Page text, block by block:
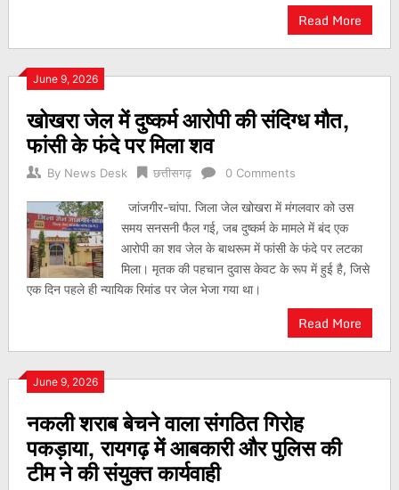
Read More
June 9, 2026
खोखरा जेल में दुष्कर्म आरोपी की संदिग्ध मौत,
फांसी के फंदे पर मिला शव
By News Desk छत्तीसगढ़ 0 Comments
जांजगीर-चांपा. जिला जेल खोखरा में मंगलवार को उस
समय सनसनी फैल गई, जब दुष्कर्म के मामले में बंद एक
आरोपी का शव जेल के बाथरूम में फांसी के फंदे पर लटका
मिला। मृतक की पहचान दुवास केवट के रूप में हुई है, जिसे
एक दिन पहले ही न्यायिक रिमांड पर जेल भेजा गया था।
Read More
June 9, 2026
नकली शराब बेचने वाला संगठित गिरोह
पकड़ाया, रायगढ़ में आबकारी और पुलिस की
टीम ने की संयुक्त कार्यवाही